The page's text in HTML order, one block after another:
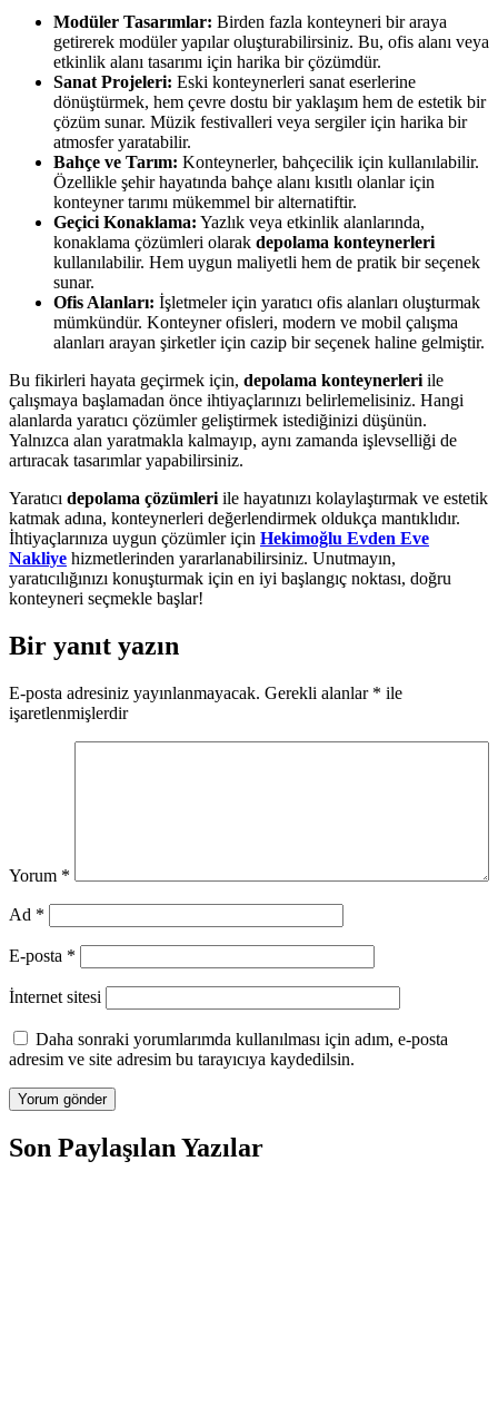
Modüler Tasarımlar: Birden fazla konteyneri bir araya
getirerek modüler yapılar oluşturabilirsiniz. Bu, ofis alanı veya
etkinlik alanı tasarımı için harika bir çözümdür.
Sanat Projeleri: Eski konteynerleri sanat eserlerine
dönüştürmek, hem çevre dostu bir yaklaşım hem de estetik bir
çözüm sunar. Müzik festivalleri veya sergiler için harika bir
atmosfer yaratabilir.
Bahçe ve Tarım: Konteynerler, bahçecilik için kullanılabilir.
Özellikle şehir hayatında bahçe alanı kısıtlı olanlar için
konteyner tarımı mükemmel bir alternatiftir.
Geçici Konaklama: Yazlık veya etkinlik alanlarında,
konaklama çözümleri olarak depolama konteynerleri
kullanılabilir. Hem uygun maliyetli hem de pratik bir seçenek
sunar.
Ofis Alanları: İşletmeler için yaratıcı ofis alanları oluşturmak
mümkündür. Konteyner ofisleri, modern ve mobil çalışma
alanları arayan şirketler için cazip bir seçenek haline gelmiştir.
Bu fikirleri hayata geçirmek için, depolama konteynerleri ile
çalışmaya başlamadan önce ihtiyaçlarınızı belirlemelisiniz. Hangi
alanlarda yaratıcı çözümler geliştirmek istediğinizi düşünün.
Yalnızca alan yaratmakla kalmayıp, aynı zamanda işlevselliği de
artıracak tasarımlar yapabilirsiniz.
Yaratıcı depolama çözümleri ile hayatınızı kolaylaştırmak ve estetik
katmak adına, konteynerleri değerlendirmek oldukça mantıklıdır.
İhtiyaçlarınıza uygun çözümler için Hekimoğlu Evden Eve
Nakliye hizmetlerinden yararlanabilirsiniz. Unutmayın,
yaratıcılığınızı konuşturmak için en iyi başlangıç noktası, doğru
konteyneri seçmekle başlar!
Bir yanıt yazın
E-posta adresiniz yayınlanmayacak. Gerekli alanlar * ile
işaretlenmişlerdir
Yorum *
Ad *
E-posta *
İnternet sitesi
Daha sonraki yorumlarımda kullanılması için adım, e-posta
adresim ve site adresim bu tarayıcıya kaydedilsin.
Son Paylaşılan Yazılar